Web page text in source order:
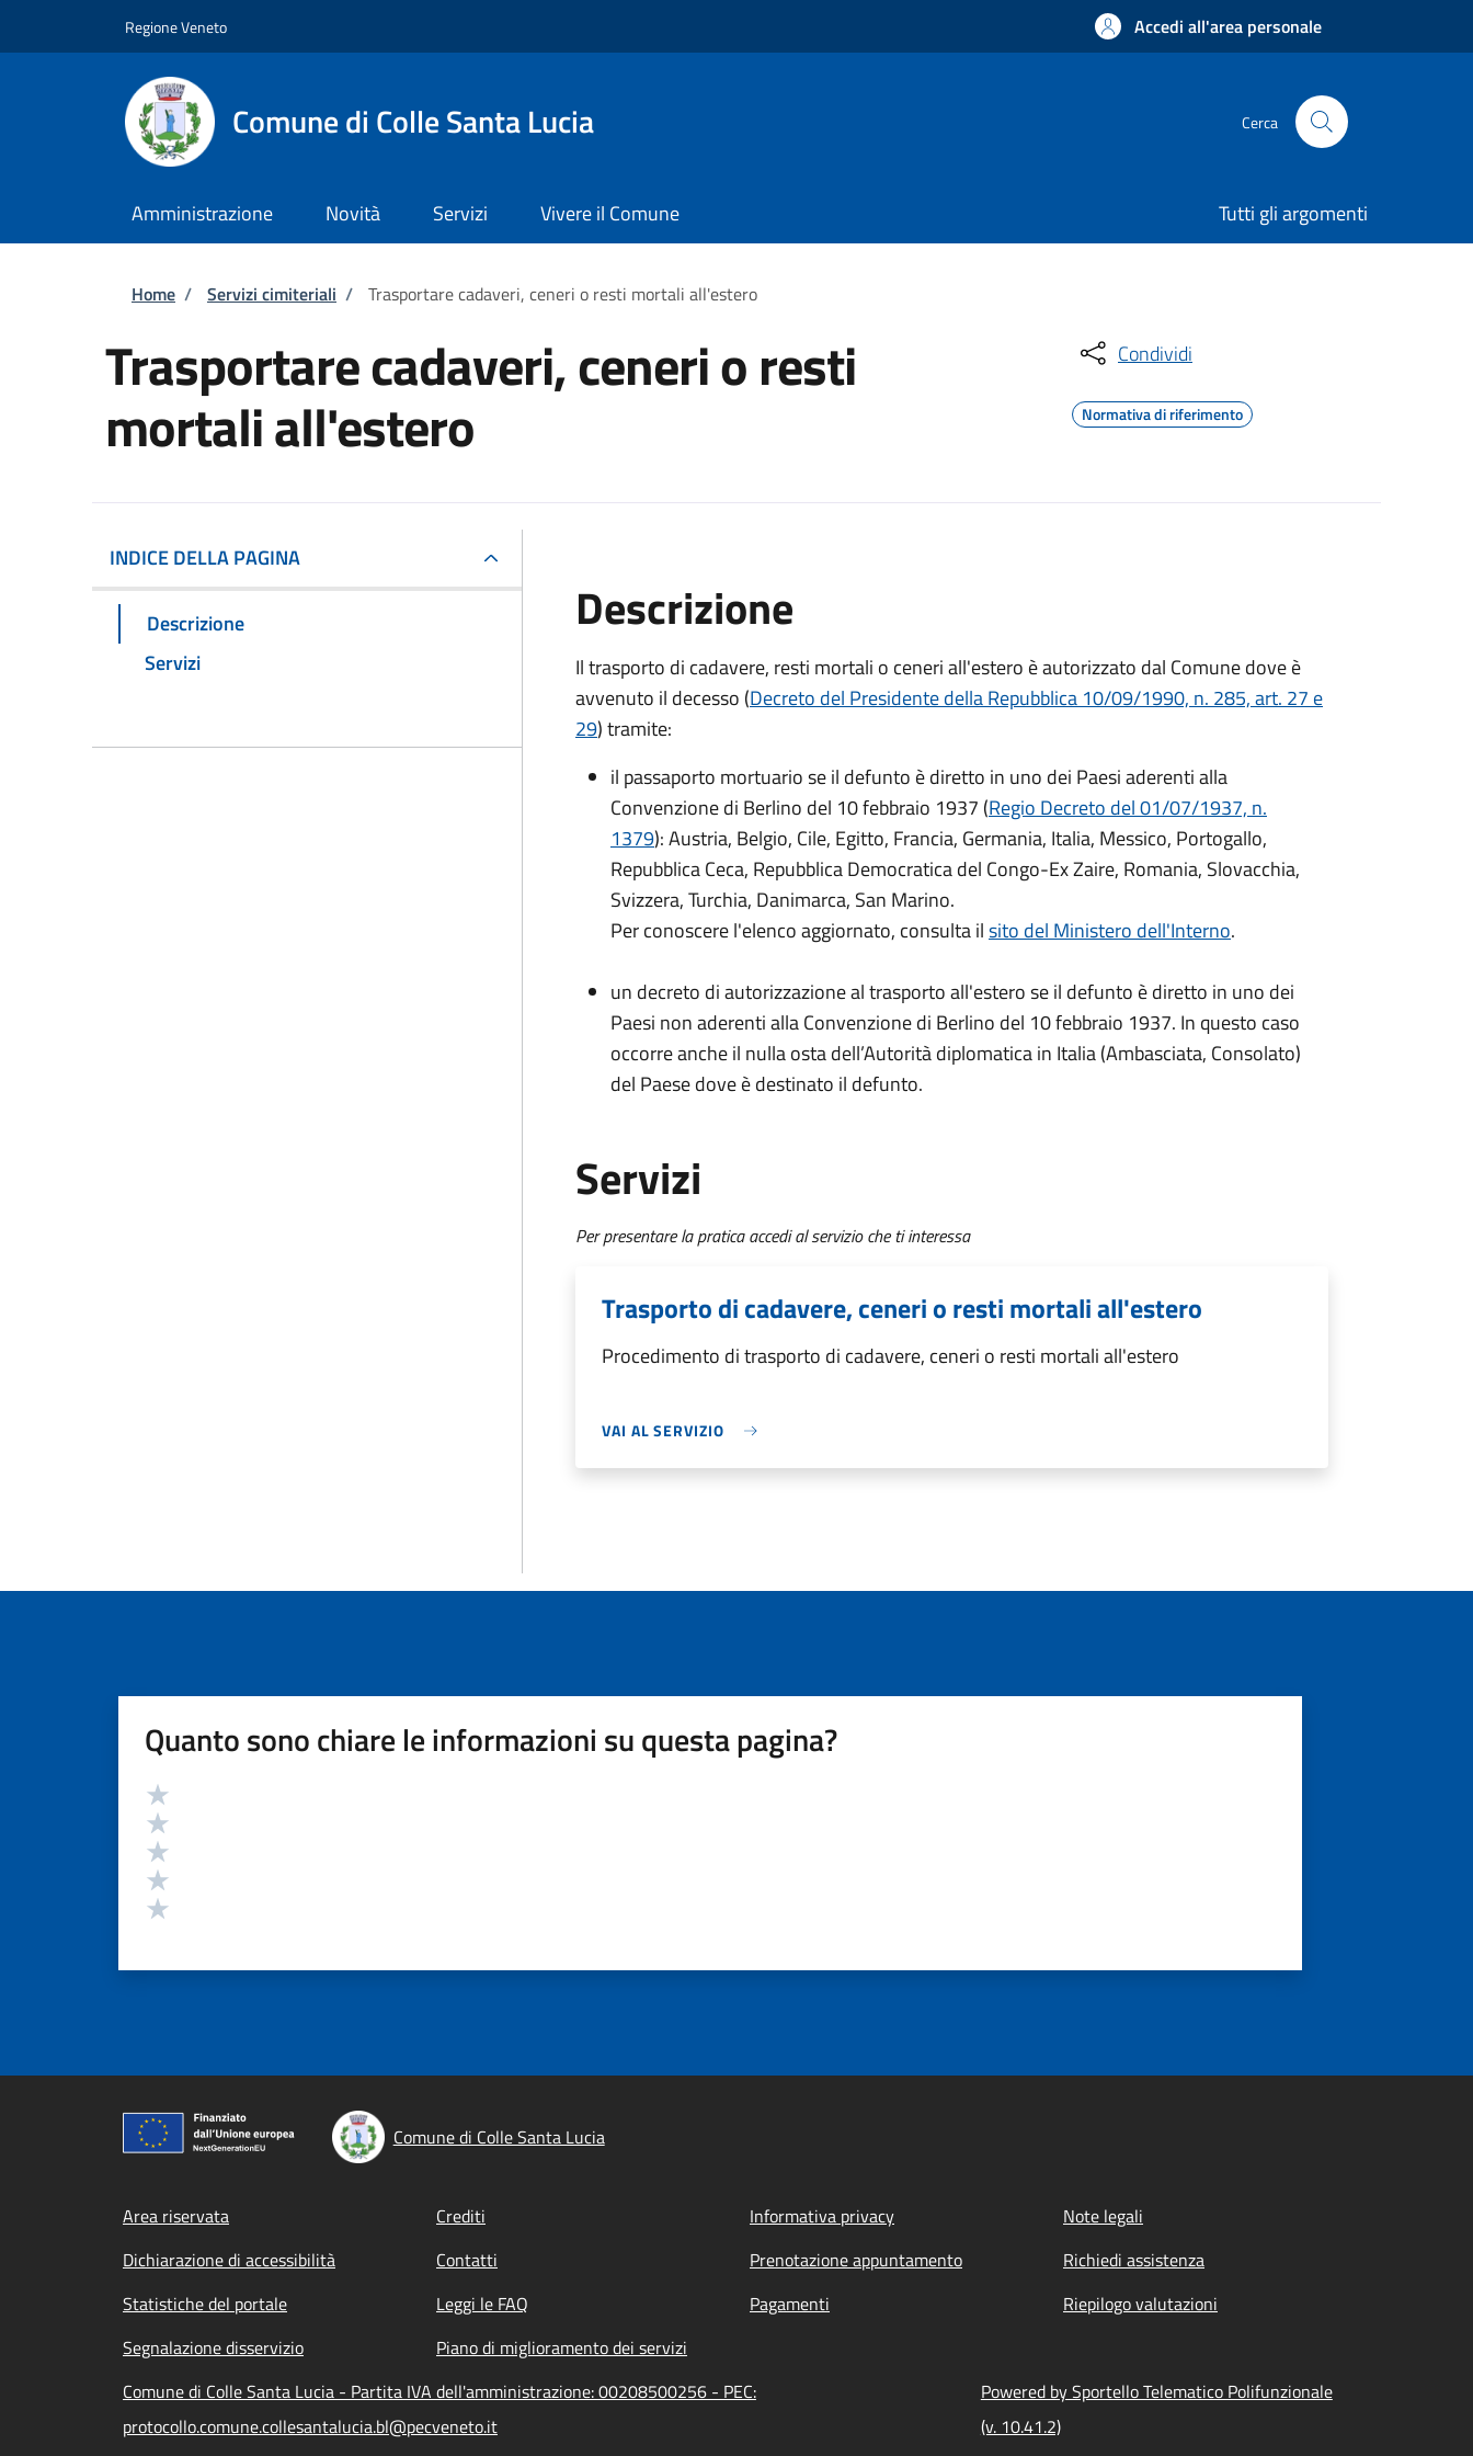
Regione Veneto Accedi all'area personale
Comune di Colle Santa Lucia Cerca
Amministrazione Novità Servizi Vivere il Comune Tutti gli argomenti
Briciole di pane
Home / Servizi cimiteriali / Trasportare cadaveri, ceneri o resti mortali all'estero
Trasportare cadaveri, ceneri o resti
mortali all'estero
Condividi
Normativa di riferimento
INDICE DELLA PAGINA
Descrizione
Servizi
Descrizione
Il trasporto di cadavere, resti mortali o ceneri all'estero è autorizzato dal Comune dove è
avvenuto il decesso (Decreto del Presidente della Repubblica 10/09/1990, n. 285, art. 27 e
29) tramite:
il passaporto mortuario se il defunto è diretto in uno dei Paesi aderenti alla
Convenzione di Berlino del 10 febbraio 1937 (Regio Decreto del 01/07/1937, n.
1379): Austria, Belgio, Cile, Egitto, Francia, Germania, Italia, Messico, Portogallo,
Repubblica Ceca, Repubblica Democratica del Congo-Ex Zaire, Romania, Slovacchia,
Svizzera, Turchia, Danimarca, San Marino.
Per conoscere l'elenco aggiornato, consulta ilsito del Ministero dell'Interno.
un decreto di autorizzazione al trasporto all'estero se il defunto è diretto in uno dei
Paesi non aderenti alla Convenzione di Berlino del 10 febbraio 1937. In questo caso
occorre anche il nulla osta dell’Autorità diplomatica in Italia (Ambasciata, Consolato)
del Paese dove è destinato il defunto.
Servizi
Per presentare la pratica accedi al servizio che ti interessa
Trasporto di cadavere, ceneri o resti mortali all'estero
Procedimento di trasporto di cadavere, ceneri o resti mortali all'estero
VAI AL SERVIZIO
Quanto sono chiare le informazioni su questa pagina?
Valutazione
Comune di Colle Santa Lucia
Footer menu
Area riservata Crediti Informativa privacy
Note legali
Dichiarazione di accessibilità
Contatti Prenotazione appuntamento
Richiedi assistenza
Statistiche del portale
Leggi le FAQ Pagamenti
Riepilogo valutazioni
Segnalazione disservizio
Piano di miglioramento dei servizi
Comune di Colle Santa Lucia - Partita IVA dell'amministrazione: 00208500256 - PEC:
protocollo.comune.collesantalucia.bl@pecveneto.it
Powered by Sportello Telematico Polifunzionale
(v. 10.41.2)